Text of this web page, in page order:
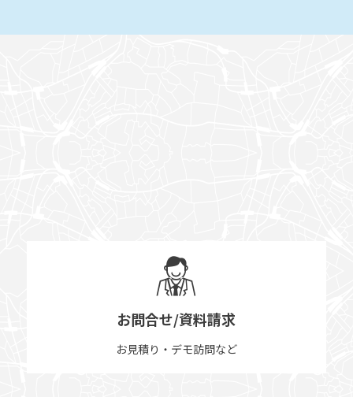
お問合せ/資料請求
お見積り・デモ訪問など